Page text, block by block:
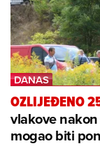
OZLIJEĐENO
vlakove
mogao biti